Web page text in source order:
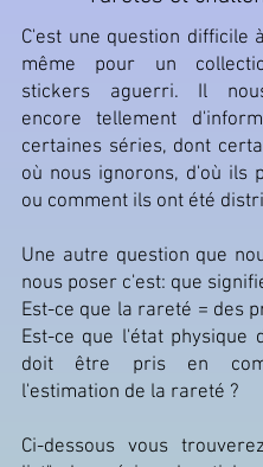
C'est une question difficile
même pour un
stickers aguerri. Il
encore tellement
certaines séries, dont
où nous ignorons, d'où ils
ou comment ils ont été
Une autre question que
nous poser c'est: que
Est-ce que la rareté = des
Est-ce que l'état physique
doit être pris en
l'estimation de la rareté ?
Ci-dessous vous